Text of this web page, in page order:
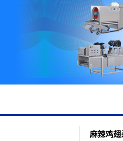
麻辣鸡